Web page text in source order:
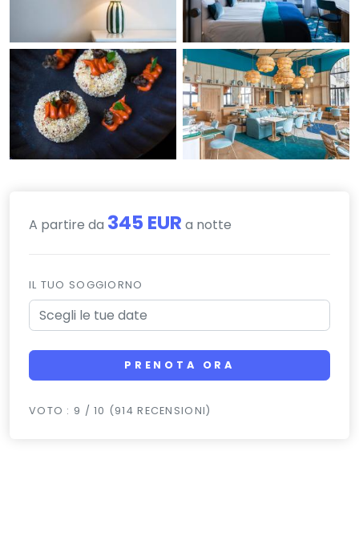
A partire da 345 EUR a notte
IL TUO SOGGIORNO
PRENOTA ORA
VOTO : 9 / 10 (914 RECENSIONI)